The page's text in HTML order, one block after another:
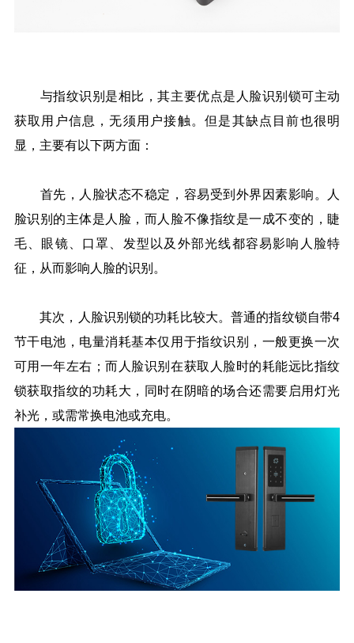
与指纹识别是相比，其主要优点是人脸识别锁可主动
获取用户信息，无须用户接触。但是其缺点目前也很明
显，主要有以下两方面：
首先，人脸状态不稳定，容易受到外界因素影响。人
脸识别的主体是人脸，而人脸不像指纹是一成不变的，睫
毛、眼镜、口罩、发型以及外部光线都容易影响人脸特
征，从而影响人脸的识别。
其次，人脸识别锁的功耗比较大。普通的指纹锁自带4
节干电池，电量消耗基本仅用于指纹识别，一般更换一次
可用一年左右；而人脸识别在获取人脸时的耗能远比指纹
锁获取指纹的功耗大，同时在阴暗的场合还需要启用灯光
补光，或需常换电池或充电。